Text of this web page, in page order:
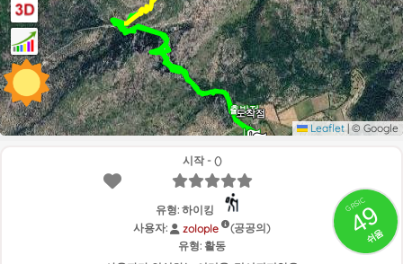
출발점
도착점
Leaflet |© Google
GRSIC
49
쉬움
시작 - ()
유형: 하이킹
사용자:
zolople
(공공의)
유형: 활동